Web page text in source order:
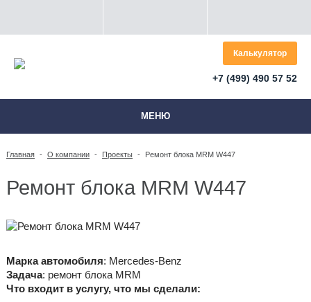
Калькулятор
+7 (499) 490 57 52
МЕНЮ
Главная - О компании - Проекты - Ремонт блока MRM W447
Ремонт блока MRM W447
Марка автомобиля: Mercedes-Benz
Задача: ремонт блока MRM
Что входит в услугу, что мы сделали: